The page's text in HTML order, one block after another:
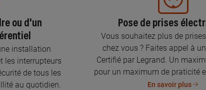
ou d'un
installation
les interrupteurs
de tous les
au quotidien.
Pose de prises
Vous souhaitez plus de
chez vous ? Faites appel à
Certifié par Legrand. Un
pour un maximum de praticité
En savoir plus